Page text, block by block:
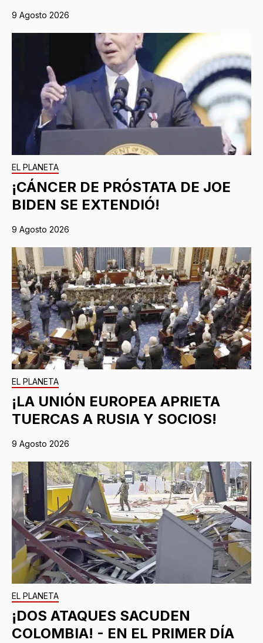
9 Agosto 2026
EL PLANETA
¡CÁNCER DE PRÓSTATA DE JOE
BIDEN SE EXTENDIÓ!
9 Agosto 2026
EL PLANETA
¡LA UNIÓN EUROPEA APRIETA
TUERCAS A RUSIA Y SOCIOS!
9 Agosto 2026
EL PLANETA
¡DOS ATAQUES SACUDEN
COLOMBIA! - EN EL PRIMER DÍA